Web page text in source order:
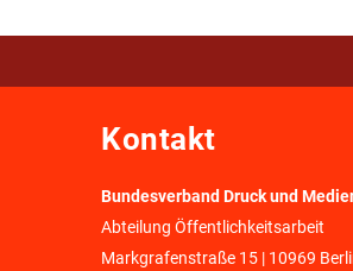
Kontakt
Bundesverband Druck und
Abteilung Öffentlichkeitsarbeit
Markgrafenstraße 15 | 10969